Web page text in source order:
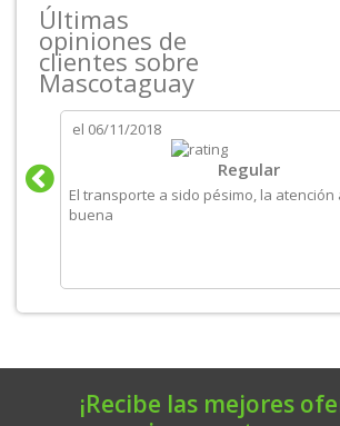
Últimas
opiniones de
clientes sobre
Mascotaguay
el 06/11/2018
Regular
El transporte a sido pésimo, la atención
buena
¡Recibe las mejores